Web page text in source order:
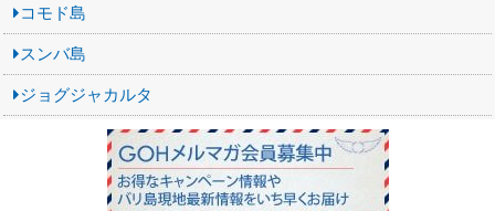
コモド島
スンバ島
ジョグジャカルタ